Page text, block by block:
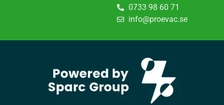
0733 98 60 71
info@proevac.se